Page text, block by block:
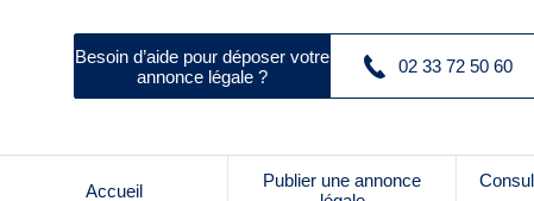
Besoin d’aide pour déposer votre
annonce légale ?
02 33 72 50 60
Accueil
Publier une annonce